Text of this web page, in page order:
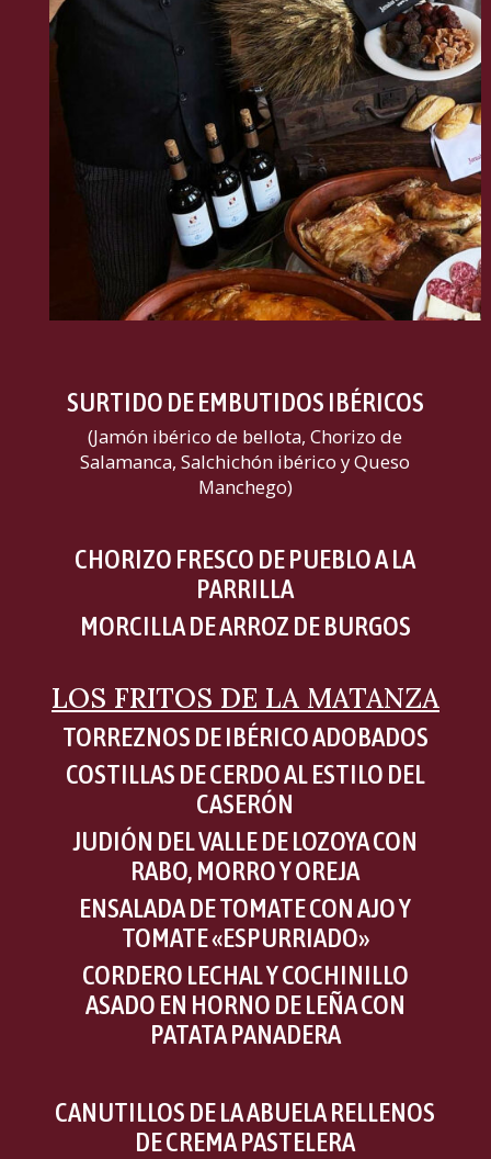
SURTIDO DE EMBUTIDOS IBÉRICOS
(Jamón ibérico de bellota, Chorizo de
Salamanca, Salchichón ibérico y Queso
Manchego)
CHORIZO FRESCO DE PUEBLO A LA
PARRILLA
MORCILLA DE ARROZ DE BURGOS
LOS FRITOS DE LA MATANZA
TORREZNOS DE IBÉRICO ADOBADOS
COSTILLAS DE CERDO AL ESTILO DEL
CASERÓN
JUDIÓN DEL VALLE DE LOZOYA CON
RABO, MORRO Y OREJA
ENSALADA DE TOMATE CON AJO Y
TOMATE «ESPURRIADO»
CORDERO LECHAL Y COCHINILLO
ASADO EN HORNO DE LEÑA CON
PATATA PANADERA
CANUTILLOS DE LA ABUELA RELLENOS
DE CREMA PASTELERA